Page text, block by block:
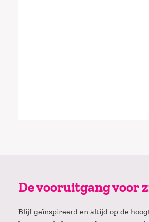
De vooruitgang voor
Blijf geïnspireerd en altijd op de